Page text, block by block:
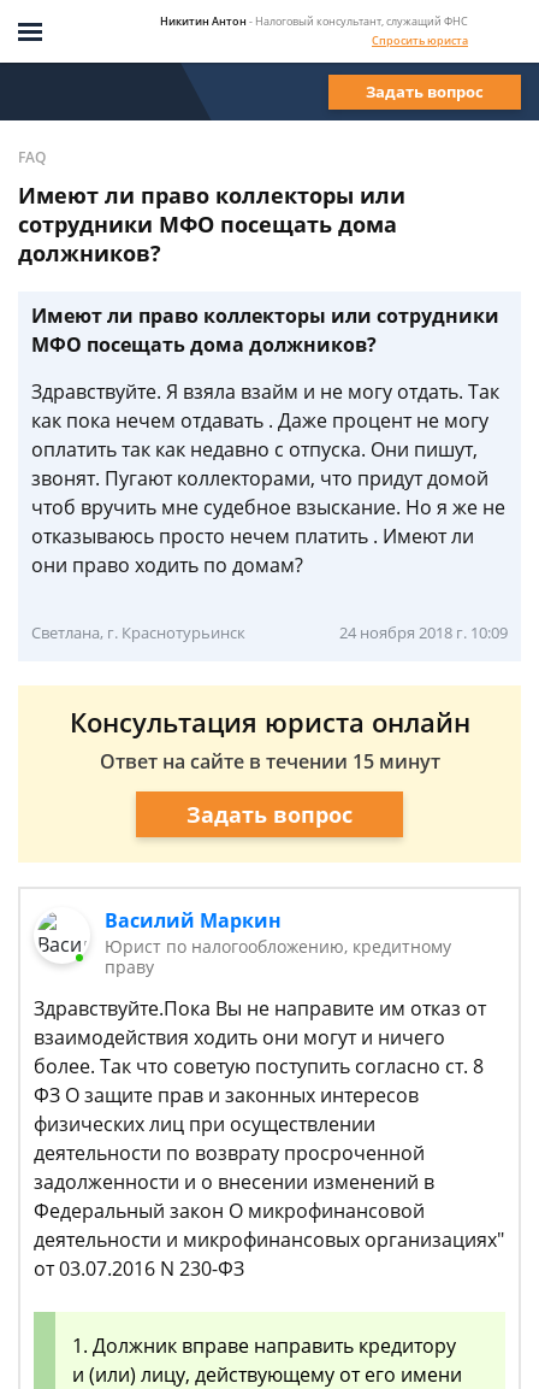
Никитин Антон - Налоговый консультант, служащий ФНС
Спросить юриста
Задать вопрос
FAQ
Имеют ли право коллекторы или
сотрудники МФО посещать дома
должников?
Имеют ли право коллекторы или сотрудники
МФО посещать дома должников?
Здравствуйте. Я взяла взайм и не могу отдать. Так
как пока нечем отдавать . Даже процент не могу
оплатить так как недавно с отпуска. Они пишут,
звонят. Пугают коллекторами, что придут домой
чтоб вручить мне судебное взыскание. Но я же не
отказываюсь просто нечем платить . Имеют ли
они право ходить по домам?
Светлана, г. Краснотурьинск 24 ноября 2018 г. 10:09
Консультация юриста онлайн
Ответ на сайте в течении 15 минут
Задать вопрос
Василий Маркин
Юрист по налогообложению, кредитному
праву
Здравствуйте.Пока Вы не направите им отказ от
взаимодействия ходить они могут и ничего
более. Так что советую поступить согласно ст. 8
ФЗ О защите прав и законных интересов
физических лиц при осуществлении
деятельности по возврату просроченной
задолженности и о внесении изменений в
Федеральный закон О микрофинансовой
деятельности и микрофинансовых организациях"
от 03.07.2016 N 230-ФЗ
1. Должник вправе направить кредитору
и (или) лицу, действующему от его имени